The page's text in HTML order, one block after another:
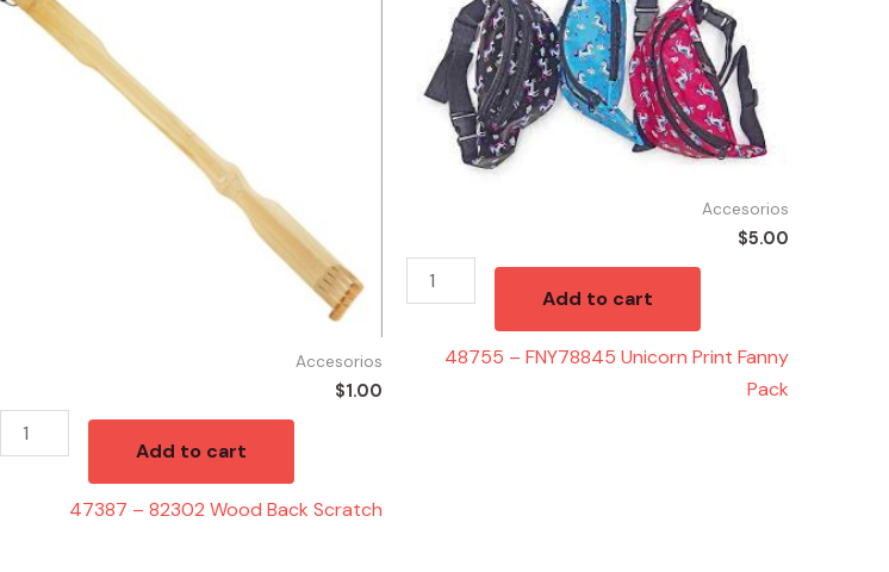
Accesorios
$1.00
82302
Add to cart
47387 – 82302 Wood Back Scratch
Accesorios
$5.00
FNY78845
Unicorn
Print
Fanny
Add to cart
48755 – FNY78845 Unicorn Print Fanny
Pack